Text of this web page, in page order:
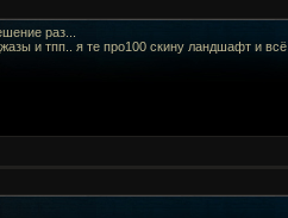
раз...
и тпп.. я те про100 скину ландшафт и всё